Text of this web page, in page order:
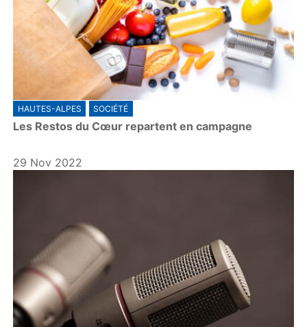
HAUTES-ALPES SOCIÉTÉ
Les Restos du Cœur repartent en campagne
29 Nov 2022